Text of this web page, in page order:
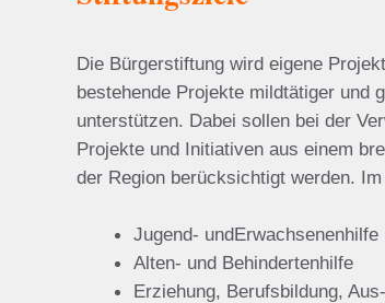
Die Bürgerstiftung wird eigene
bestehende Projekte mildtätiger und
unterstützen. Dabei sollen bei der
Projekte und Initiativen aus einem
der Region berücksichtigt werden.
Jugend- undErwachsenenhilfe
Alten- und Behindertenhilfe
Erziehung, Berufsbildung,